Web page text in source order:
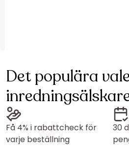
Det populära
Få 4% i rabattcheck för
varje beställning
30